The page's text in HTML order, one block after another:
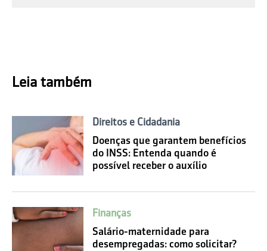
Leia também
Direitos e Cidadania
Doenças que garantem benefícios
do INSS: Entenda quando é
possível receber o auxílio
Finanças
Salário-maternidade para
desempregadas: como solicitar?